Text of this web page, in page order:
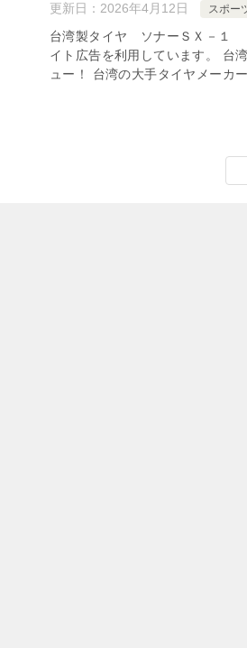
更新日： 2026年4月12日 スポー
台湾製タイヤ ソナーＳＸ－１
イト広告を利用しています。
ュー！ 台湾の大手タイヤメーカ